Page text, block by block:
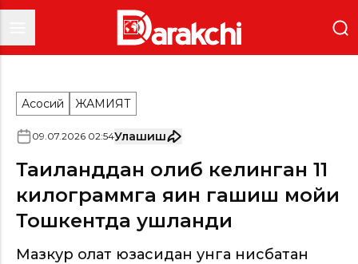
Асосий ЖАМИЯТ
09.07.2026 02:54Улашиш
Таиланддан олиб келинган 11
килограммга яқин гашиш мойи
Тошкентда ушланди
Мазкур ҳолат юзасидан унга нисбатан